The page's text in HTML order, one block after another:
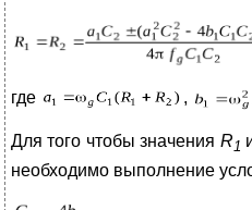
где ,
Для того чтобы значения R1
необходимо выполнение